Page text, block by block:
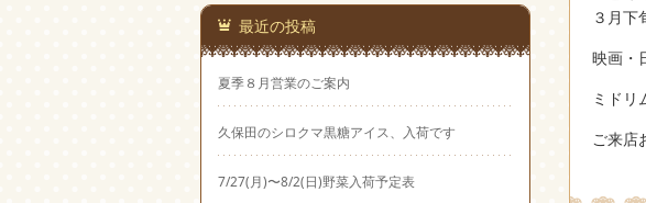
３月下
映画・
ミドリ
ご来店
最近の投稿
夏季８月営業のご案内
久保田のシロクマ黒糖アイス、入荷です
7/27(月)〜8/2(日)野菜入荷予定表